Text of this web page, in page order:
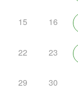
15 16
22 23
29 30